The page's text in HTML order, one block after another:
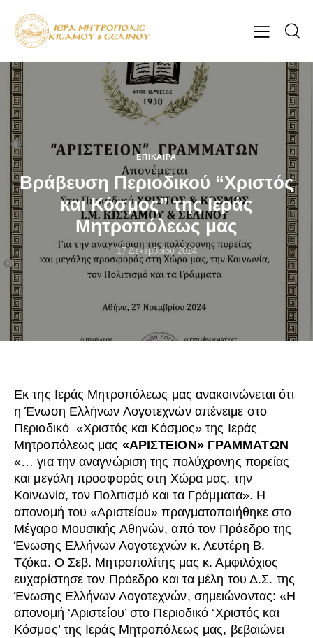
ΕΠΊΚΑΙΡΑ
Βράβευση Περιοδικού “Χριστός
και Κόσμος” της Ιεράς
Μητροπόλεως μας
17 Δεκεμβρίου 2024
Εκ της Ιεράς Μητροπόλεως μας ανακοινώνεται ότι
η Ένωση Ελλήνων Λογοτεχνών απένειμε στο
Περιοδικό «Χριστός και Κόσμος» της Ιεράς
Μητροπόλεως μας «ΑΡΙΣΤΕΙΟΝ» ΓΡΑΜΜΑΤΩΝ
«… για την αναγνώριση της πολύχρονης πορείας
και μεγάλη προσφοράς στη Χώρα μας, την
Κοινωνία, τον Πολιτισμό και τα Γράμματα». Η
απονομή του «Αριστείου» πραγματοποιήθηκε στο
Μέγαρο Μουσικής Αθηνών, από τον Πρόεδρο της
Ένωσης Ελλήνων Λογοτεχνών κ. Λευτέρη Β.
Τζόκα. Ο Σεβ. Μητροπολίτης μας κ. Αμφιλόχιος
ευχαρίστησε τον Πρόεδρο και τα μέλη του Δ.Σ. της
Ένωσης Ελλήνων Λογοτεχνών, σημειώνοντας: «Η
απονομή ‘Αριστείου’ στο Περιοδικό ‘Χριστός και
Κόσμος’ της Ιεράς Μητροπόλεως μας, βεβαιώνει